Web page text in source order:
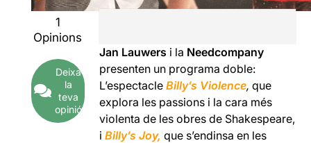
1
Opinions
Deixa
la
teva
opinió
Jan Lauwers i la Needcompany
presenten un programa doble:
L’espectacleBilly’s Violence,que
explora les passions i la cara més
violenta de les obres de Shakespeare,
iBilly’s Joy, que s’endinsa en les